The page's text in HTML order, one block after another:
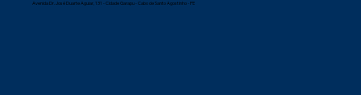
Avenida Dr. José Duarte Aguiar, 131 - Cidade Garapu - Cabo de Santo Agostinho - PE